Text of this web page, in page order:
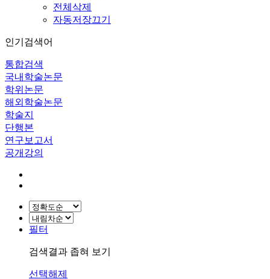
전체삭제
자동저장끄기
인기검색어
통합검색
국내학술논문
학위논문
해외학술논문
학술지
단행본
연구보고서
공개강의
필터
검색결과 좁혀 보기
선택해제